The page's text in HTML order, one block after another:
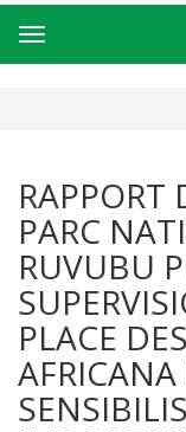
Toggle
navigation
RAPPORT
PARC
RUVUBU
PLACE
AFRICANA